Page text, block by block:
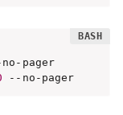
pager
--no-pager